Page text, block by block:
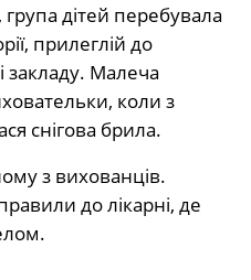
група дітей перебувала
прилеглій до
закладу. Малеча
коли з
снігова брила.
з вихованців.
до лікарні, де